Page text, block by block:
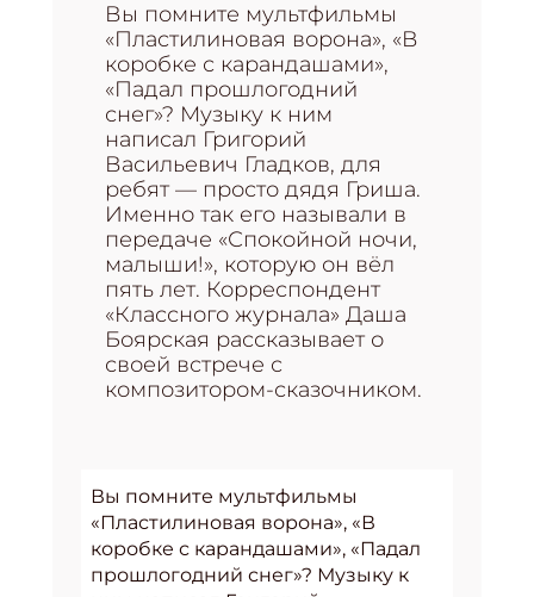
Вы помните мультфильмы
«Пластилиновая ворона», «В
коробке с карандашами»,
«Падал прошлогодний
снег»? Музыку к ним
написал Григорий
Васильевич Гладков, для
ребят — просто дядя Гриша.
Именно так его называли в
передаче «Спокойной ночи,
малыши!», которую он вёл
пять лет. Корреспондент
«Классного журнала» Даша
Боярская рассказывает о
своей встрече с
композитором-сказочником.
Вы помните мультфильмы
«Пластилиновая ворона», «В
коробке с карандашами», «Падал
прошлогодний снег»? Музыку к